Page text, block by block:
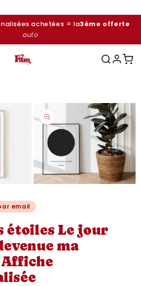
achetées = la3ème offerte
auto
média
2
une
fenêtre
email
étoiles Le jour
ma
Affiche